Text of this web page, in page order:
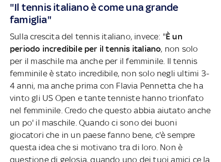
"Il tennis italiano è come una grande
famiglia"
Sulla crescita del tennis italiano, invece: "È un
periodo incredibile per il tennis italiano, non solo
per il maschile ma anche per il femminile. Il tennis
femminile è stato incredibile, non solo negli ultimi 3-
4 anni, ma anche prima con Flavia Pennetta che ha
vinto gli US Open e tante tenniste hanno trionfato
nel femminile. Credo che questo abbia aiutato anche
un po' il maschile. Quando ci sono dei buoni
giocatori che in un paese fanno bene, c'è sempre
questa idea che si motivano tra di loro. Non è
questione di gelosia, quando uno dei tuoi amici ce la